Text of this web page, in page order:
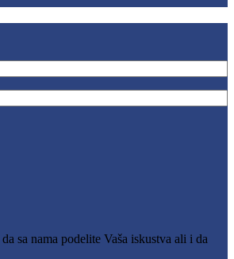
sa nama podelite Vaša iskustva ali i da